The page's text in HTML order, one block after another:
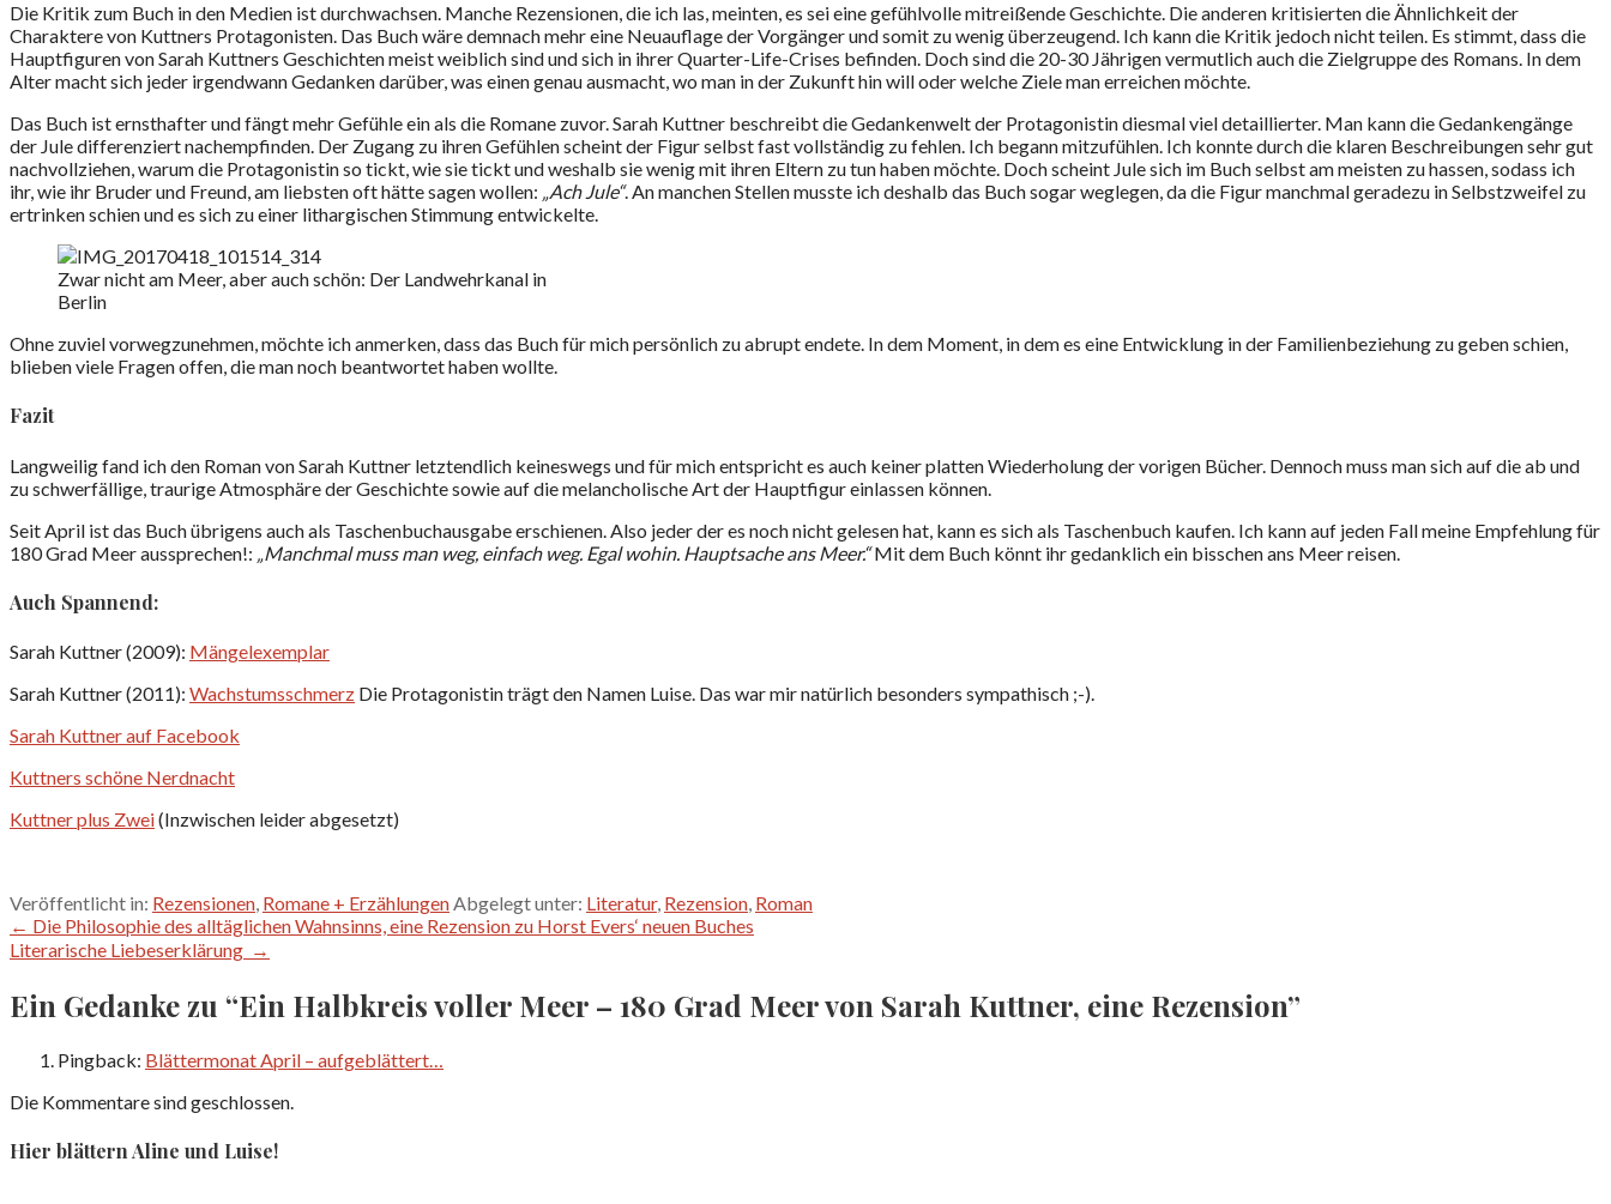
Die Kritik zum Buch in den Medien ist durchwachsen. Manche Rezensionen, die ich las, meinten, es sei eine gefühlvolle mitreißende Geschichte. Die anderen kritisierten die Ähnlichkeit der
Charaktere von Kuttners Protagonisten. Das Buch wäre demnach mehr eine Neuauflage der Vorgänger und somit zu wenig überzeugend. Ich kann die Kritik jedoch nicht teilen. Es stimmt, dass die
Hauptfiguren von Sarah Kuttners Geschichten meist weiblich sind und sich in ihrer Quarter-Life-Crises befinden. Doch sind die 20-30 Jährigen vermutlich auch die Zielgruppe des Romans. In dem
Alter macht sich jeder irgendwann Gedanken darüber, was einen genau ausmacht, wo man in der Zukunft hin will oder welche Ziele man erreichen möchte.
Das Buch ist ernsthafter und fängt mehr Gefühle ein als die Romane zuvor. Sarah Kuttner beschreibt die Gedankenwelt der Protagonistin diesmal viel detaillierter. Man kann die Gedankengänge
der Jule differenziert nachempfinden. Der Zugang zu ihren Gefühlen scheint der Figur selbst fast vollständig zu fehlen. Ich begann mitzufühlen. Ich konnte durch die klaren Beschreibungen sehr gut
nachvollziehen, warum die Protagonistin so tickt, wie sie tickt und weshalb sie wenig mit ihren Eltern zu tun haben möchte. Doch scheint Jule sich im Buch selbst am meisten zu hassen, sodass ich
ihr, wie ihr Bruder und Freund, am liebsten oft hätte sagen wollen: „Ach Jule“. An manchen Stellen musste ich deshalb das Buch sogar weglegen, da die Figur manchmal geradezu in Selbstzweifel zu
ertrinken schien und es sich zu einer lithargischen Stimmung entwickelte.
Zwar nicht am Meer, aber auch schön: Der Landwehrkanal in
Berlin
Ohne zuviel vorwegzunehmen, möchte ich anmerken, dass das Buch für mich persönlich zu abrupt endete. In dem Moment, in dem es eine Entwicklung in der Familienbeziehung zu geben schien,
blieben viele Fragen offen, die man noch beantwortet haben wollte.
Fazit
Langweilig fand ich den Roman von Sarah Kuttner letztendlich keineswegs und für mich entspricht es auch keiner platten Wiederholung der vorigen Bücher. Dennoch muss man sich auf die ab und
zu schwerfällige, traurige Atmosphäre der Geschichte sowie auf die melancholische Art der Hauptfigur einlassen können.
Seit April ist das Buch übrigens auch als Taschenbuchausgabe erschienen. Also jeder der es noch nicht gelesen hat, kann es sich als Taschenbuch kaufen. Ich kann auf jeden Fall meine Empfehlung für
180 Grad Meer aussprechen!:
„Manchmal muss man weg, einfach weg. Egal wohin. Hauptsache ans Meer.“Mit dem Buch könnt ihr gedanklich ein bisschen ans Meer reisen.
Auch Spannend:
Sarah Kuttner (2009): Mängelexemplar
Sarah Kuttner (2011): Wachstumsschmerz Die Protagonistin trägt den Namen Luise. Das war mir natürlich besonders sympathisch ;-).
Sarah Kuttner auf Facebook
Kuttners schöne Nerdnacht
Kuttner plus Zwei(Inzwischen leider abgesetzt)
Veröffentlicht in: Rezensionen, Romane + ErzählungenAbgelegt unter: Literatur, Rezension, Roman
Beitragsnavigation
← Die Philosophie des alltäglichen Wahnsinns, eine Rezension zu Horst Evers‘ neuen Buches
Literarische Liebeserklärung →
Ein Gedanke zu “Ein Halbkreis voller Meer – 180 Grad Meer von Sarah Kuttner, eine Rezension”
Pingback: Blättermonat April – aufgeblättert…
Die Kommentare sind geschlossen.
Hier blättern Aline und Luise!